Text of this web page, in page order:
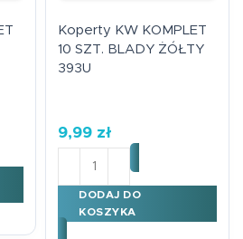
10 SZT. ZŁOTY 874U
Koperty KW KOMPLET
10 SZT. BLADY ŻÓŁTY
393U
9,99 zł
ilość Koperty KW
DODAJ DO
KOSZYKA